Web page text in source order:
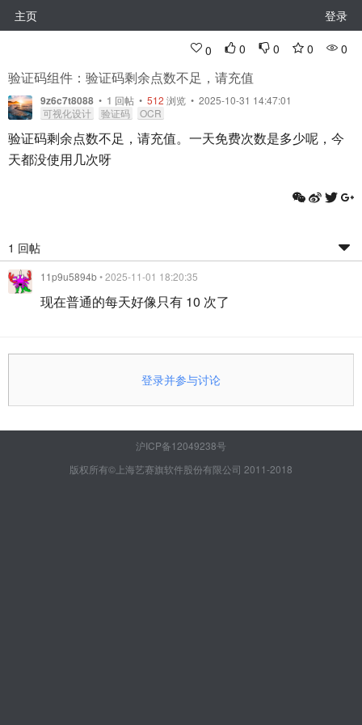
主页 登录
0 0 0 0 0
验证码组件：验证码剩余点数不足，请充值
9z6c7t8088 • 1 回帖 • 512 浏览 • 2025-10-31 14:47:01
可视化设计
验证码 OCR
验证码剩余点数不足，请充值。一天免费次数是多少呢，今
天都没使用几次呀
1 回帖
11p9u5894b• 2025-11-01 18:20:35
现在普通的每天好像只有 10 次了
登录并参与讨论
沪ICP备12049238号
版权所有©上海艺赛旗软件股份有限公司 2011-2018